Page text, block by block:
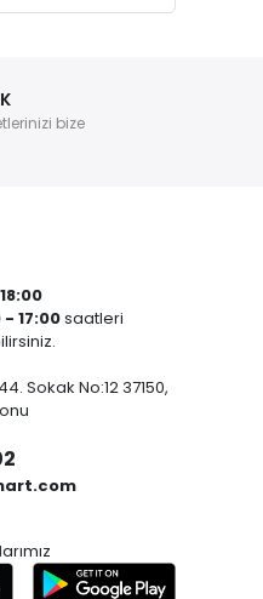
bize
- 17:00saatleri
Sokak No:12 37150,